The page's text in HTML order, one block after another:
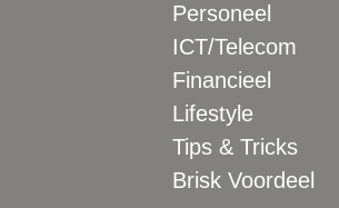
Personeel
ICT/Telecom
Financieel
Lifestyle
Tips & Tricks
Brisk Voordeel